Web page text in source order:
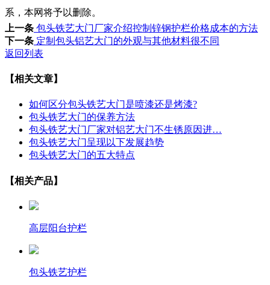
系，本网将予以删除。
上一条 包头铁艺大门厂家介绍控制锌钢护栏价格成本的方法
下一条 定制包头铝艺大门的外观与其他材料很不同
返回列表
【相关文章】
如何区分包头铁艺大门是喷漆还是烤漆?
包头铁艺大门的保养方法
包头铁艺大门厂家对铝艺大门不生锈原因进…
包头铁艺大门呈现以下发展趋势
包头铁艺大门的五大特点
【相关产品】
高层阳台护栏
包头铁艺护栏